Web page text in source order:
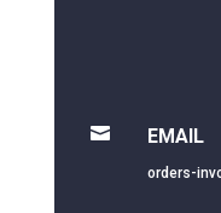
 EMAIL
orders-